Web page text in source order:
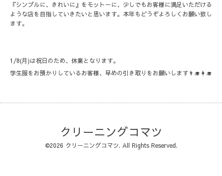
『シンプルに、きれいに』をモットーに、少しでもお客様に満足いただける
ような店を目指していきたいと思います。本年もどうぞよろしくお願い致し
ます。
1/8(月)は祝日のため、休業となります。
学生服をお預かりしているお客様、早めの引き取りをお願いします👨‍🎓👩‍🎓
クリーニングコマツ
©2026 クリーニングコマツ. All Rights Reserved.